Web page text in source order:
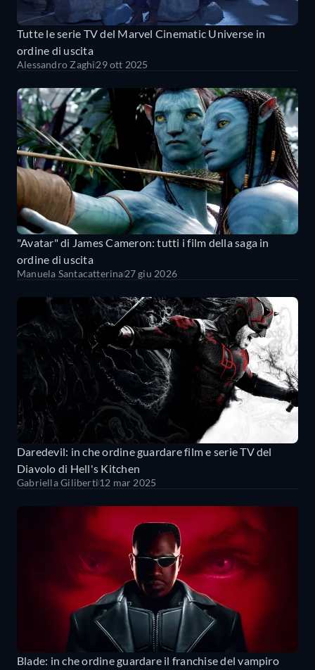
Tutte le serie TV del Marvel Cinematic Universe in
ordine di uscita
Alessandro Zaghi29 ott 2025
"Avatar" di James Cameron: tutti i film della saga in
ordine di uscita
Manuela Santacatterina27 giu 2026
Daredevil: in che ordine guardare film e serie TV del
Diavolo di Hell's Kitchen
Gabriella Giliberti12 mar 2025
Blade: in che ordine guardare il franchise del vampiro